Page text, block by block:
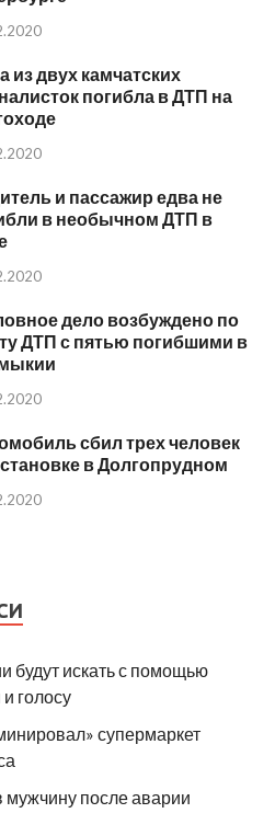
из двух камчатских
погибла в ДТП на
и пассажир едва не
в необычном ДТП в
дело возбуждено по
ДТП с пятью погибшими в
сбил трех человек
в Долгопрудном
будут искать с помощью
голосу
супермаркет
мужчину после аварии